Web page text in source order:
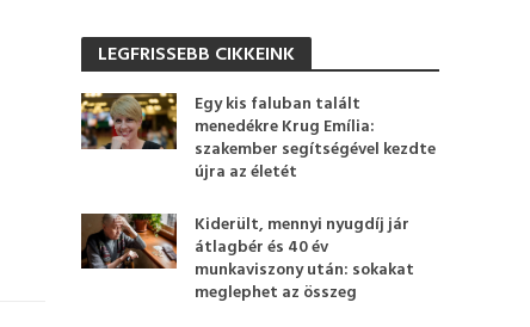
LEGFRISSEBB CIKKEINK
Egy kis faluban talált
menedékre Krug Emília:
szakember segítségével kezdte
újra az életét
Kiderült, mennyi nyugdíj jár
átlagbér és 40 év
munkaviszony után: sokakat
meglephet az összeg